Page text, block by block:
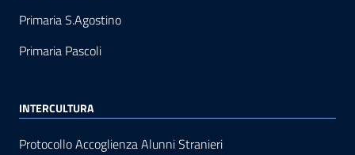
Primaria S.Agostino
Primaria Pascoli
INTERCULTURA
Protocollo Accoglienza Alunni Stranieri